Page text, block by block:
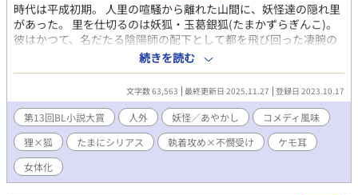
時代は平成初期。 人里の喧騒から離れた山間に、妖怪達の隠れ里
があった。 里を仕切るのは妖狐・玉葛銀狐(たまかずらぎんこ)。
彼はかつて、名だたる陰陽師の配下として都を飛び回った凄腕の
妖狐だった。 負傷で一線を退いたとはいえ、優れた霊力と神通力
により、里の妖怪達の尊敬と畏怖を集める銀狐。 そこに現れたの
は、かつての旧友である化け狸。名は形部貫八(ぎょうぶぬきは
ち)。豆狸だった彼は立派な大狸に成長し、故郷の四国からはるば
る銀狐を尋ねてきたのだという。 突然の旧友の来訪に、銀狐は焦
る。 なぜなら貫八は、銀狐がひた隠しにしている「とある秘密」
を知っており──？ 腹黒執着攻め狸×流され不憫受け狐のドタバ
タ妖怪BL開幕！ 狸が目指すは狐の嫁入り。狐が逃げ切るか、狸が
押し切るか。化かし合いの行方やいかに！？ ※今回は暴力描写、
続きを読む
文字数 63,563 最終更新日 2025.11.27 登録日 2023.10.17
第13回BL小説大賞 人外 妖怪／あやかし
コメディ風味
狸×狐
たまにシリアス 執着攻め×不憫受け
ケモ耳
女体化